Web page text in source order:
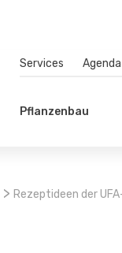
Services Agenda
Pflanzenbau
> Rezeptideen der